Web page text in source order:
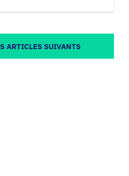
ARTICLES SUIVANTS